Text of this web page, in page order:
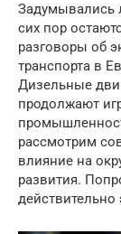
Задумывались
сих пор
разговоры об
транспорта в
Дизельные
продолжают
рассмотрим
влияние на
развития.
действительно